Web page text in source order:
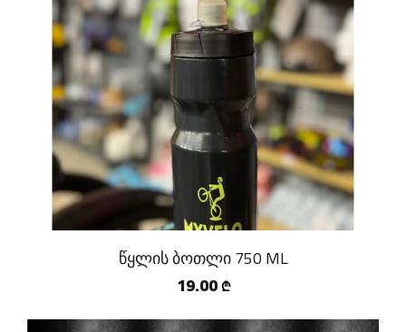
წყლის ბოთლი 750 ML
19.00 ₾